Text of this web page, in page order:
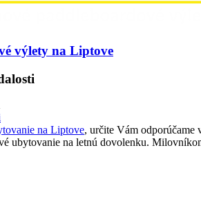
výlety na Liptove
na Liptove, určite Vám
ubytovanie na letnú dovolenku.